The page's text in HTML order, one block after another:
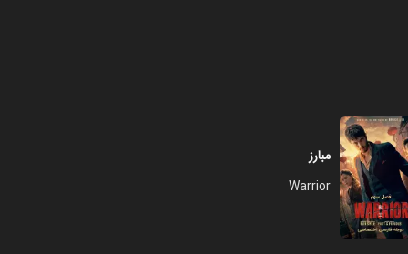
مبارز
Warrior